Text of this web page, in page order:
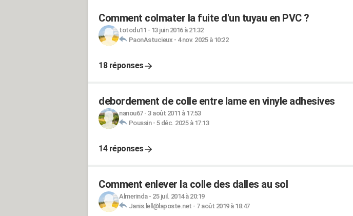
Comment colmater la fuite d'un tuyau en PVC ?
totodu11 - 13 juin 2016 à 21:32
PaonAstucieux - 4 nov. 2025 à 10:22
18 réponses
debordement de colle entre lame en vinyle adhesives
nanou67- 3 août 2011 à 17:53
Poussin- 5 déc. 2025 à 17:13
14 réponses
Comment enlever la colle des dalles au sol
Almerinda- 25 juil. 2014 à 20:19
Janis.lell@laposte.net - 7 août 2019 à 18:47